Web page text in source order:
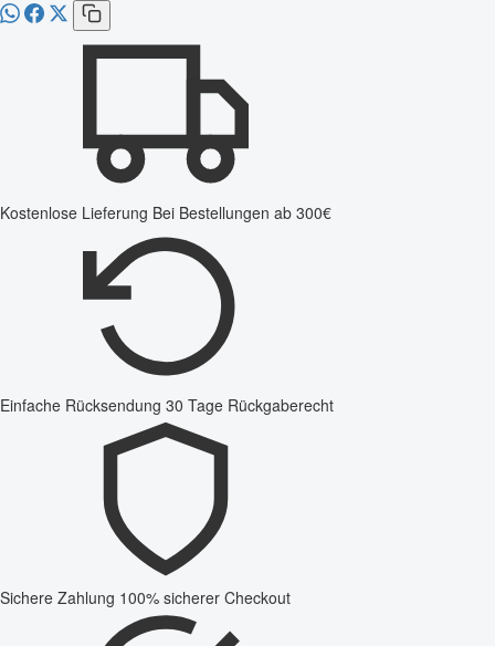
Kostenlose Lieferung Bei Bestellungen ab 300€
Einfache Rücksendung 30 Tage Rückgaberecht
Sichere Zahlung 100% sicherer Checkout